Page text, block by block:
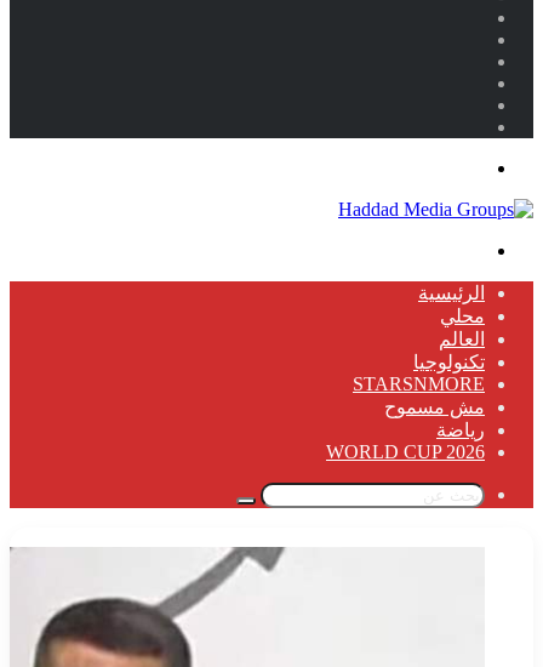
الرئيسية
محلي
العالم
تكنولوجيا
STARSNMORE
مش مسموح
رياضة
WORLD CUP 2026